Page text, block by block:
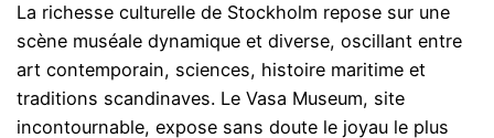
La richesse culturelle de Stockholm repose sur une
scène muséale dynamique et diverse, oscillant entre
art contemporain, sciences, histoire maritime et
traditions scandinaves. Le Vasa Museum, site
incontournable, expose sans doute le joyau le plus